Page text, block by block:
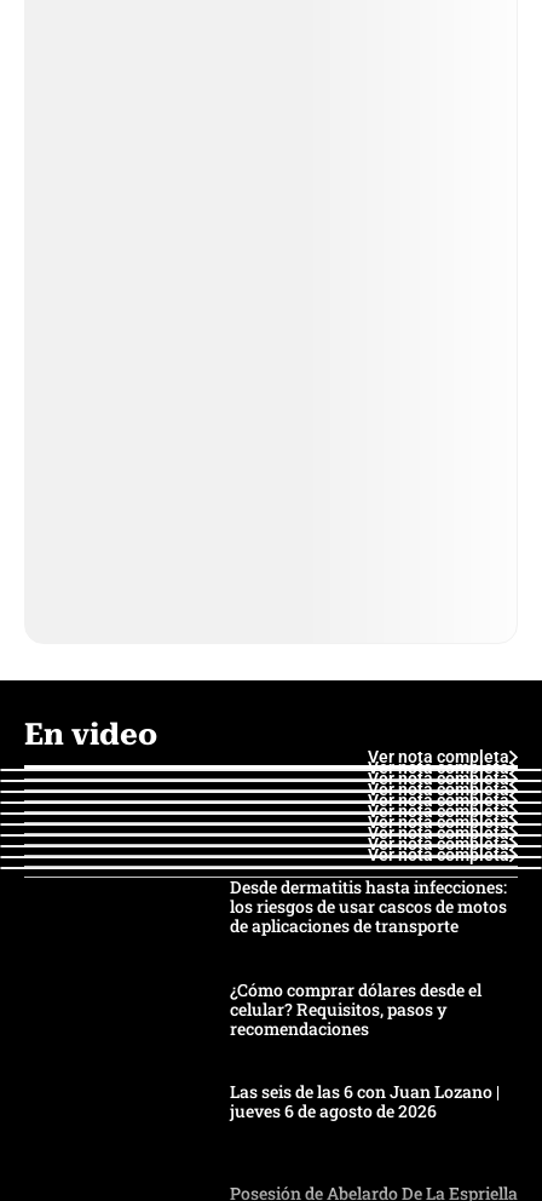
En video
Ver nota completa
Ver nota completa
Ver nota completa
Ver nota completa
Ver nota completa
Ver nota completa
Ver nota completa
Ver nota completa
Ver nota completa
Ver nota completa
Desde dermatitis hasta infecciones:
los riesgos de usar cascos de motos
de aplicaciones de transporte
¿Cómo comprar dólares desde el
celular? Requisitos, pasos y
recomendaciones
Las seis de las 6 con Juan Lozano |
jueves 6 de agosto de 2026
Posesión de Abelardo De La Espriella